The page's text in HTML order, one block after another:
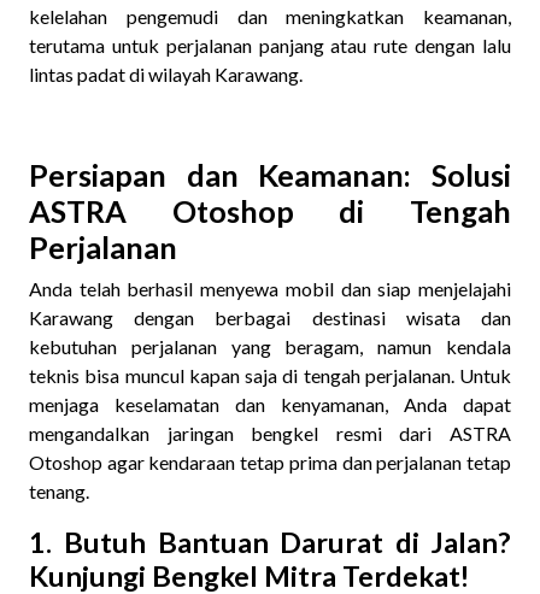
kelelahan pengemudi dan meningkatkan keamanan,
terutama untuk perjalanan panjang atau rute dengan lalu
lintas padat di wilayah Karawang.
Persiapan dan Keamanan: Solusi
ASTRA Otoshop di Tengah
Perjalanan
Anda telah berhasil menyewa mobil dan siap menjelajahi
Karawang dengan berbagai destinasi wisata dan
kebutuhan perjalanan yang beragam, namun kendala
teknis bisa muncul kapan saja di tengah perjalanan. Untuk
menjaga keselamatan dan kenyamanan, Anda dapat
mengandalkan jaringan bengkel resmi dari ASTRA
Otoshop agar kendaraan tetap prima dan perjalanan tetap
tenang.
1. Butuh Bantuan Darurat di Jalan?
Kunjungi Bengkel Mitra Terdekat!